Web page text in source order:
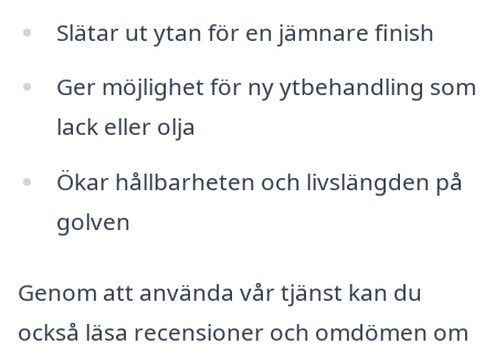
Slätar ut ytan för en jämnare finish
Ger möjlighet för ny ytbehandling som
lack eller olja
Ökar hållbarheten och livslängden på
golven
Genom att använda vår tjänst kan du
också läsa recensioner och omdömen om